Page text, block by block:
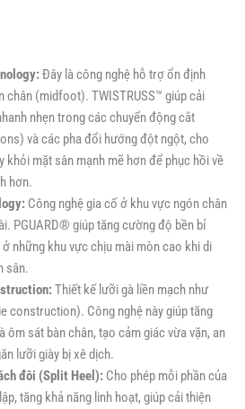
Đây là công nghệ hỗ trợ ổn định
chân (midfoot). TWISTRUSS™ giúp cải
nhẹn trong các chuyển động cắt
và các pha đổi hướng đột ngột, cho
khỏi mặt sân mạnh mẽ hơn để phục hồi về
hơn.
Công nghệ gia cố ở khu vực ngón chân
PGUARD® giúp tăng cường độ bền bỉ
những khu vực chịu mài mòn cao khi di
sân.
Thiết kế lưỡi gà liền mạch như
construction). Công nghệ này giúp tăng
ôm sát bàn chân, tạo cảm giác vừa vặn, an
lưỡi giày bị xê dịch.
đôi (Split Heel):Cho phép mỗi phần của
tăng khả năng linh hoạt, giúp cải thiện